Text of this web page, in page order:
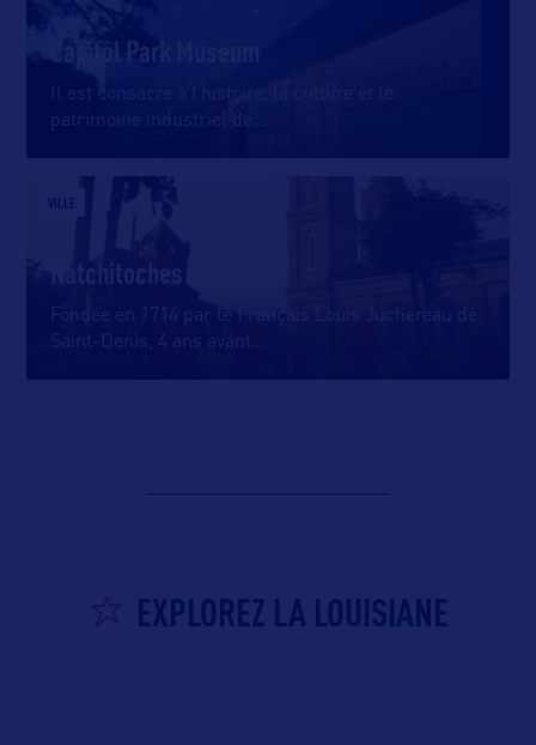
Capitol Park Museum
Il est consacré à l’histoire, la culture et le
patrimoine industriel de
VILLE
Fondée en 1714 par le Français Louis Juchereau de
Saint-Denis, 4 ans avant
EXPLOREZ LA LOUISIANE